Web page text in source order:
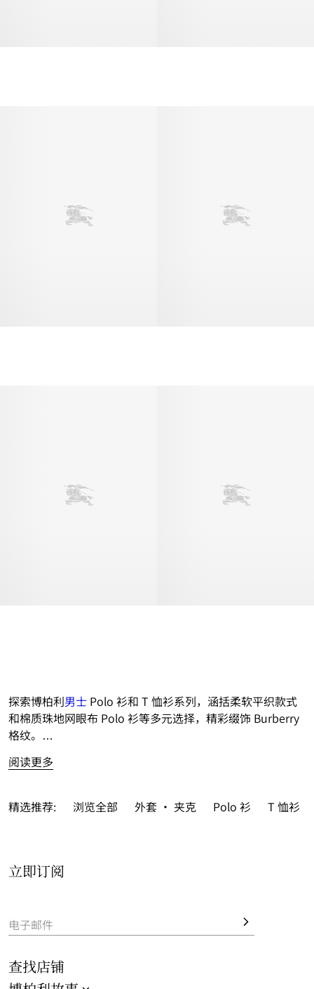
探索博柏利男士 Polo 衫和 T 恤衫系列，涵括柔软平织款式
和棉质珠地网眼布 Polo 衫等多元选择，精彩缀饰 Burberry
格纹。
全新 T 恤衫和长袖上衣缤纷亮相，巧搭品牌徽标和新意印
阅读更多
精选推荐: 浏览全部 外套 · 夹克 Polo 衫 T 恤衫
立即订阅
电子邮件
查找店铺